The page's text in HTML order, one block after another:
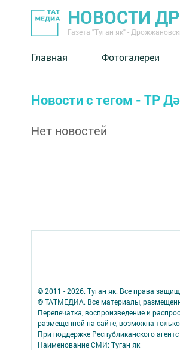
НОВОСТИ
Газета "Туган як" -
Главная Фотогалереи
Новости с тегом - ТР
Нет новостей
© 2011 - 2026. Туган як. Все права
© ТАТМЕДИА. Все материалы,
Перепечатка, воспроизведение и
размещенной на сайте, возможна
При поддержке Республиканского
Наименование СМИ: Туган як